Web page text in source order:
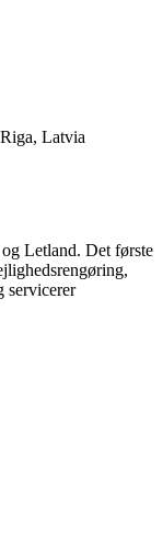
Latvia
Letland. Det første
servicerer